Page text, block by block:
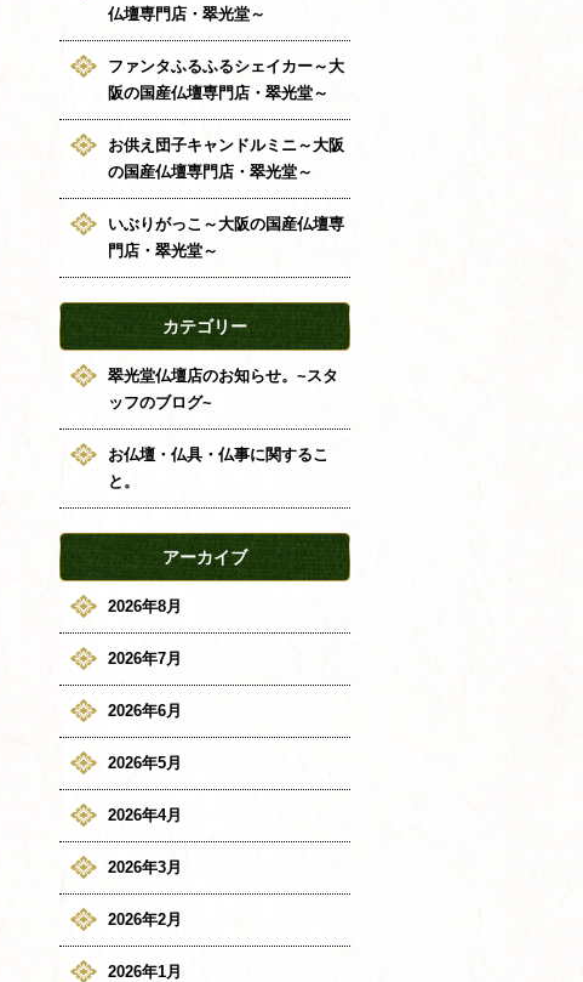
仏壇専門店・翠光堂～
ファンタふるふるシェイカー～大
阪の国産仏壇専門店・翠光堂～
お供え団子キャンドルミニ～大阪
の国産仏壇専門店・翠光堂～
いぶりがっこ～大阪の国産仏壇専
門店・翠光堂～
カテゴリー
翠光堂仏壇店のお知らせ。~スタ
ッフのブログ~
お仏壇・仏具・仏事に関するこ
と。
アーカイブ
2026年8月
2026年7月
2026年6月
2026年5月
2026年4月
2026年3月
2026年2月
2026年1月